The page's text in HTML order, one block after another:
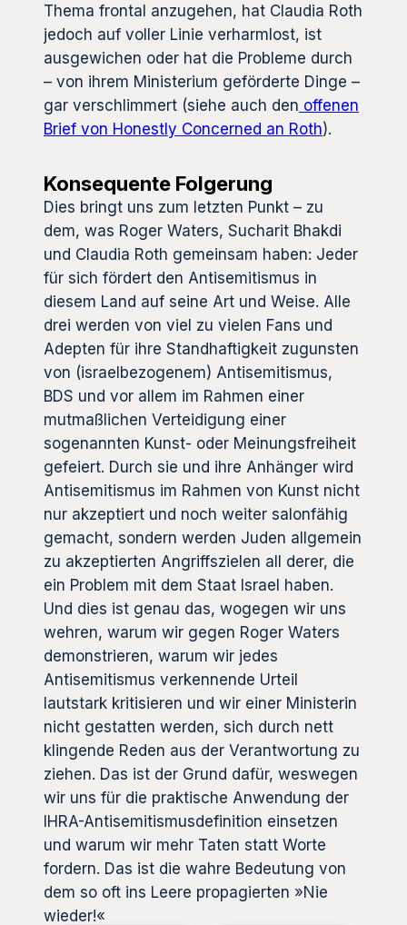
Thema frontal anzugehen, hat Claudia Roth
jedoch auf voller Linie verharmlost, ist
ausgewichen oder hat die Probleme durch
– von ihrem Ministerium geförderte Dinge –
gar verschlimmert (siehe auch den offenen
Brief von Honestly Concerned an Roth).
Konsequente Folgerung
Dies bringt uns zum letzten Punkt – zu
dem, was Roger Waters, Sucharit Bhakdi
und Claudia Roth gemeinsam haben: Jeder
für sich fördert den Antisemitismus in
diesem Land auf seine Art und Weise. Alle
drei werden von viel zu vielen Fans und
Adepten für ihre Standhaftigkeit zugunsten
von (israelbezogenem) Antisemitismus,
BDS und vor allem im Rahmen einer
mutmaßlichen Verteidigung einer
sogenannten Kunst- oder Meinungsfreiheit
gefeiert. Durch sie und ihre Anhänger wird
Antisemitismus im Rahmen von Kunst nicht
nur akzeptiert und noch weiter salonfähig
gemacht, sondern werden Juden allgemein
zu akzeptierten Angriffszielen all derer, die
ein Problem mit dem Staat Israel haben.
Und dies ist genau das, wogegen wir uns
wehren, warum wir gegen Roger Waters
demonstrieren, warum wir jedes
Antisemitismus verkennende Urteil
lautstark kritisieren und wir einer Ministerin
nicht gestatten werden, sich durch nett
klingende Reden aus der Verantwortung zu
ziehen. Das ist der Grund dafür, weswegen
wir uns für die praktische Anwendung der
IHRA-Antisemitismusdefinition einsetzen
und warum wir mehr Taten statt Worte
fordern. Das ist die wahre Bedeutung von
dem so oft ins Leere propagierten »Nie
wieder!«